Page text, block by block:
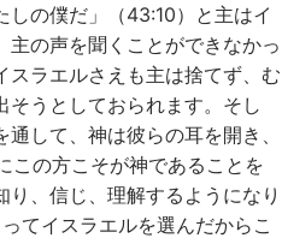
しの僕だ」（43:10）と主はイ
主の声を聞くことができなかっ
スラエルさえも主は捨てず、む
そうとしておられます。そし
して、神は彼らの耳を開き、
この方こそが神であることを
、信じ、理解するようになり
てイスラエルを選んだからこ